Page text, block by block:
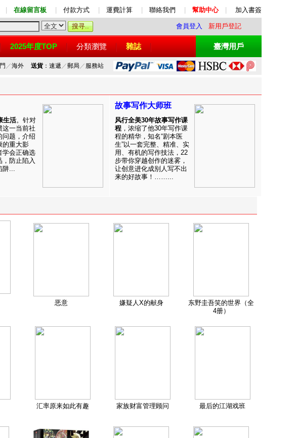
在線留言板 付款方式 運費計算 聯絡我們 幫助中心 加入書簽
會員登入 新用戶登記
2025年度TOP 分類瀏覽 雜誌 臺灣用戶
／海外 送貨：速遞 ／郵局 ／ 服務站
生活。针对
这一当前社
问题，介绍
的重大影
学会正确选
，防止陷入
阱...
故事写作大师班
风行全美30年故事写作课
程 ，浓缩了他30年写作课
程的精华，知名“剧本医
生”以一套完整、精准、实
用、有机的写作技法，22
步带你穿越创作的迷雾，
让创意进化成别人写不出
来的好故事！……...
恶意 嫌疑人X的献身
东野圭吾笑的世界（全
4册）
汇率原来如此有趣 家族财富管理顾问 最后的江湖戏班